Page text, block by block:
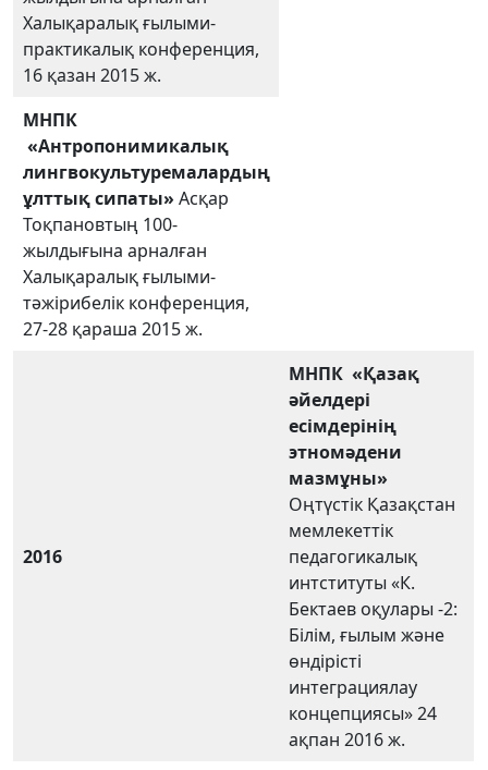
Халықаралық ғылыми-
практикалық конференция,
16 қазан 2015 ж.
МНПК
«Антропонимикалық
лингвокультуремалардың
ұлттық сипаты» Асқар
Тоқпановтың 100-
жылдығына арналған
Халықаралық ғылыми-
тәжірибелік конференция,
27-28 қараша 2015 ж.
2016
МНПК «Қазақ
әйелдері
есімдерінің
этномәдени
мазмұны»
Оңтүстік Қазақстан
мемлекеттік
педагогикалық
интституты «К.
Бектаев оқулары -2:
Білім, ғылым және
өндірісті
интеграциялау
концепциясы» 24
ақпан 2016 ж.